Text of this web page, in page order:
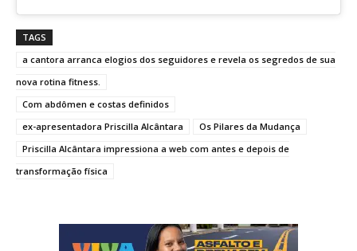
TAGS
a cantora arranca elogios dos seguidores e revela os segredos de sua
nova rotina fitness.
Com abdômen e costas definidos
ex-apresentadora Priscilla Alcântara
Os Pilares da Mudança
Priscilla Alcântara impressiona a web com antes e depois de
transformação física